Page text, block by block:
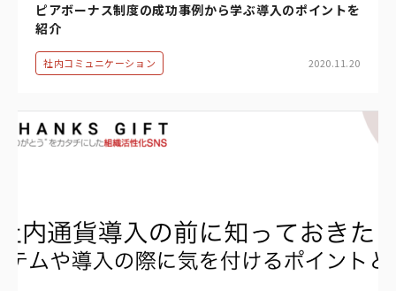
ピアボーナス制度の成功事例から学ぶ導入のポイントを
紹介
社内コミュニケーション 2020.11.20